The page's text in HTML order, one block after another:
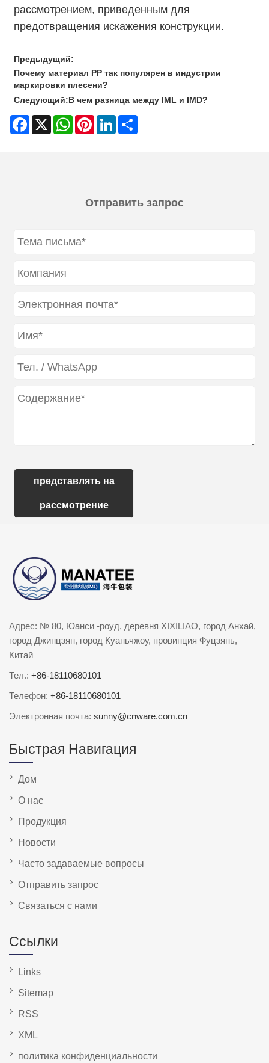
рассмотрением, приведенным для
предотвращения искажения конструкции.
Предыдущий:
Почему материал PP так популярен в индустрии
маркировки плесени?
Следующий:В чем разница между IML и IMD?
Facebook
X WhatsAppPinterestLinkedIn
Отправить запрос
представлять на
рассмотрение
Адрес: № 80, Юанси -роуд, деревня XIXILIAO, город Анхай,
город Джинцзян, город Куаньчжоу, провинция Фуцзянь,
Китай
Тел.: +86-18110680101
Телефон: +86-18110680101
Электронная почта: sunny@cnware.com.cn
Быстрая Навигация
Дом
О нас
Продукция
Новости
Часто задаваемые вопросы
Отправить запрос
Связаться с нами
Ссылки
Links
Sitemap
RSS
XML
политика конфиденциальности